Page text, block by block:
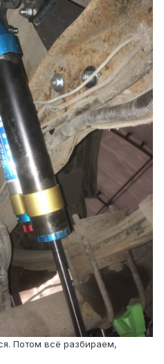
Потом всё разбираем,